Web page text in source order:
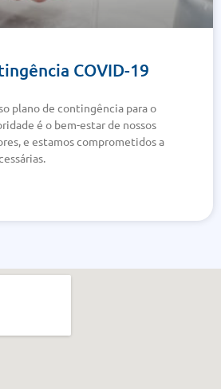
COVID-19
plano de contingência para o
é o bem-estar de nossos
e estamos comprometidos a